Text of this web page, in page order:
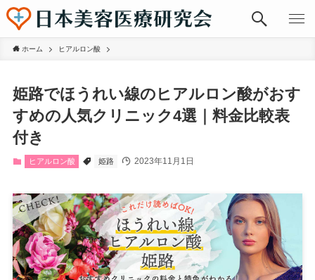
ホーム ヒアルロン酸
姫路でほうれい線のヒアルロン酸がおす
すめの人気クリニック4選｜料金比較表
付き
ヒアルロン酸 姫路 2023年11月1日